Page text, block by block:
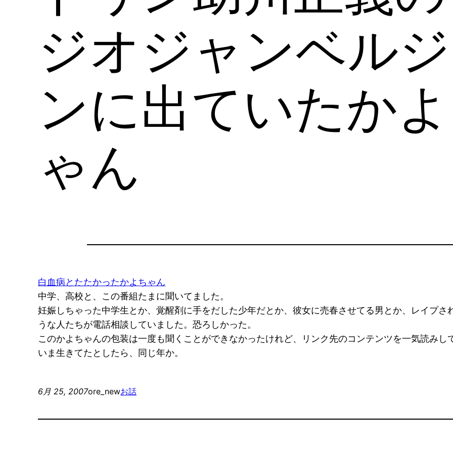
ジオジャンベル
ンに出ていたか
ゃん
白血病とたたかったかよちゃん
中学、高校と、この番組たまに聞いてました。
妊娠しちゃった中学生とか、覚醒剤に手をだした少年だとか、彼女に売春させてる男とか、レイプ
うな人たちが電話相談していました。恐ろしかった。
このかよちゃんの包装は一度も聞くことができなかったけれど、リンク先のコンテンツを一気読み
いま生きてたとしたら、同じ年か。
6月 25, 2007ore_newお話